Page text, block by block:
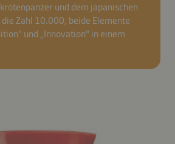
und dem japanischen
Zahl 10.000, beide Elemente
und „Innovation" in einem